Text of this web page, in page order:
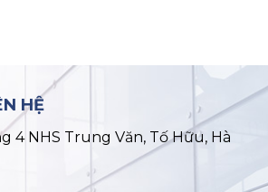
HỆ
4 NHS Trung Văn, Tố Hữu, Hà